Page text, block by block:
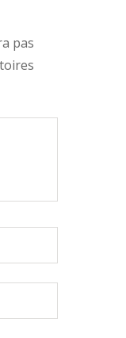
pas